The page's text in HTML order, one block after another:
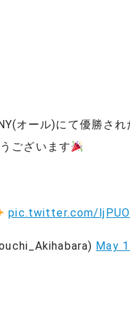
オール)にて優勝さ
ございます
pic.twitter.com/
May